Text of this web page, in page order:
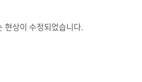
현상이 수정되었습니다.